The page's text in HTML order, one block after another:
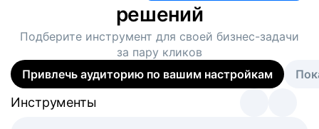
решений
Подберите инструмент для своей бизнес-задачи
за пару кликов
Привлечь аудиторию по вашим настройкам
Инструменты
Инструменты
Инструменты